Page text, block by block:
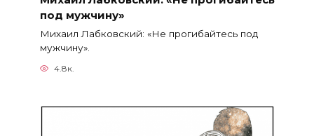
под мужчину»
Михаил Лабковский: «Не прогибайтесь под
мужчину».
4.8к.